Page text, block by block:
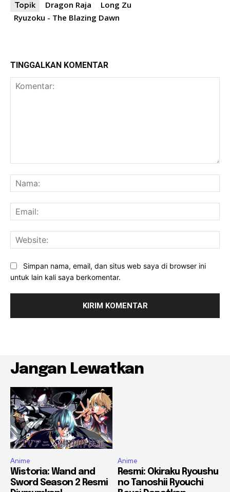
Topik Dragon Raja
Long Zu
Ryuzoku - The Blazing Dawn
TINGGALKAN KOMENTAR
Simpan nama, email, dan situs web saya di browser ini
untuk lain kali saya berkomentar.
Jangan Lewatkan
Anime
Wistoria: Wand and
Sword Season 2 Resmi
Anime
Resmi: Okiraku Ryoushu
no Tanoshii Ryouchi